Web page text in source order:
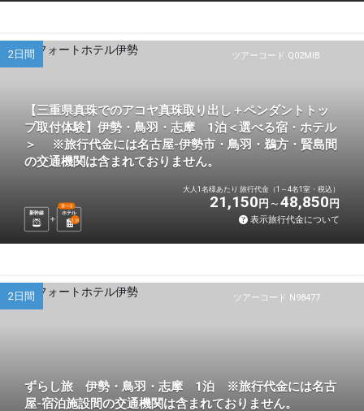
ツアーコード Q02MIB
2日間
【三重県真珠でのアコヤ真珠取り出し＋ペンダントトッ
プ取付体験】伊勢・鳥羽・志摩 1泊＜選べる宿・ホテル
＞ ※旅行代金には名古屋-伊勢市・鳥羽・鵜方・賢島間
の交通機関は含まれておりません。
新幹線 ホテル
選べる
1 泊
大人1名様あたり 旅行代金（1～4名1室・税込）
21,150 円 48,850 円
表示旅行代金について
ツアーコード N98477
2日間
ずらし旅 伊勢・鳥羽・志摩 1泊 ※旅行代金には名古
屋-宿泊施設間の交通機関は含まれておりません。